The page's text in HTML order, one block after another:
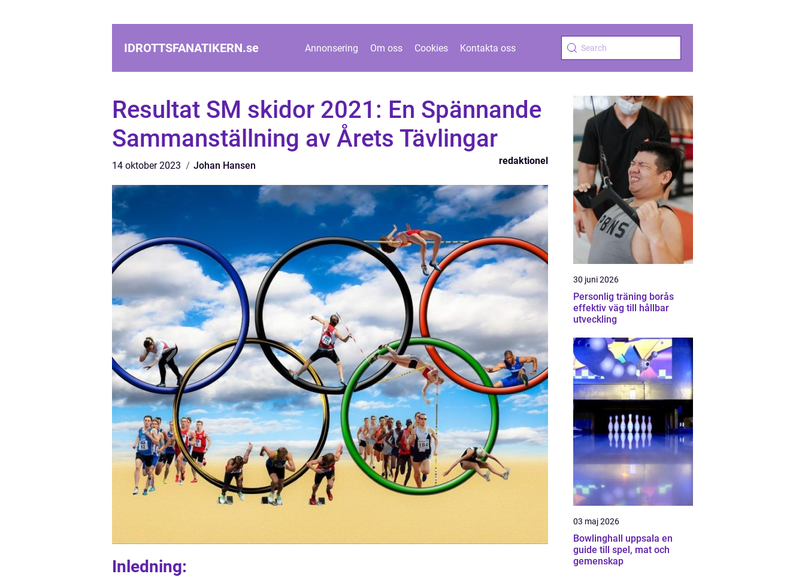
IDROTTSFANATIKERN.se Annonsering Om oss Cookies Kontakta oss
Resultat SM skidor 2021: En Spännande
Sammanställning av Årets Tävlingar
14 oktober 2023 Johan Hansen redaktionel
Inledning:
30 juni 2026
Personlig träning borås
effektiv väg till hållbar
utveckling
03 maj 2026
Bowlinghall uppsala en
guide till spel, mat och
gemenskap